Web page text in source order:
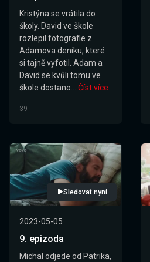
Kristýna se vrátila do
školy. David ve škole
rozlepil fotografie z
Adamova deníku, které
si tajně vyfotil. Adam a
David se kvůli tomu ve
škole dostano... Číst více
39
Sledovat nyní
2023-05-05
9. epizoda
Michal odjede od Patrika,